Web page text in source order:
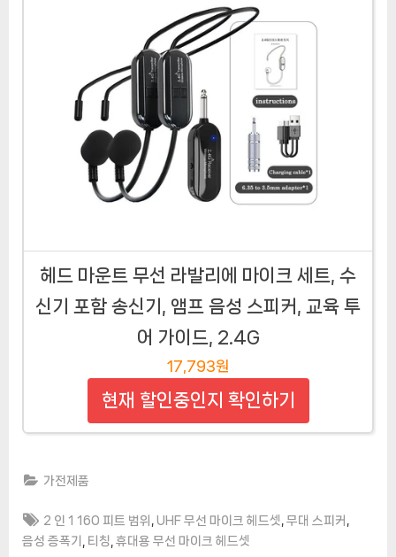
헤드 마운트 무선 라발리에 마이크 세트, 수
신기 포함 송신기, 앰프 음성 스피커, 교육 투
어 가이드, 2.4G
17,793원
현재 할인중인지 확인하기
가전제품
Tags:
2 인 1 160 피트 범위 ,UHF 무선 마이크 헤드셋 ,무대 스피커
음성 증폭기
티칭 휴대용 무선 마이크 헤드셋